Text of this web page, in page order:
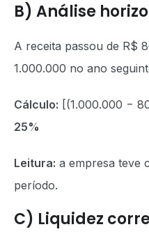
B) Análise
A receita passou de R$
1.000.000 no ano
Cálculo: [(1.000.000 −
25%
Leitura: a empresa teve
período.
C) Liquidez